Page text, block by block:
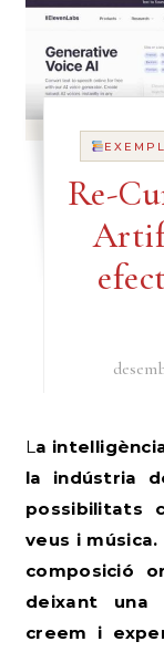
Re-
La intel·ligència artificial (IA) està revolucionant
la indústria
possibilitats
veus i
composició
deixant una
creem i